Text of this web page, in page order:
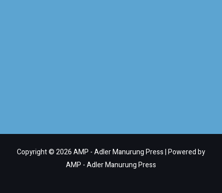
Copyright © 2026 AMP - Adler Manurung Press | Powered by
AMP - Adler Manurung Press